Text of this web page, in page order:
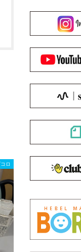
ロ